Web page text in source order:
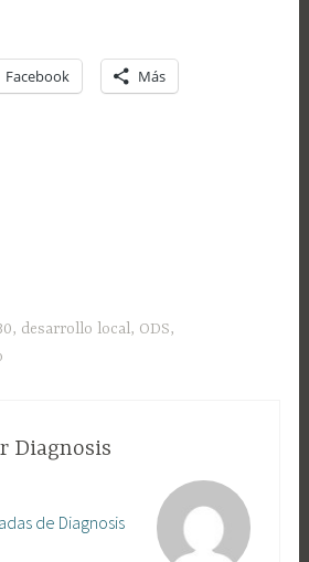
Facebook Más
, desarrollo local, ODS,
Diagnosis
de Diagnosis